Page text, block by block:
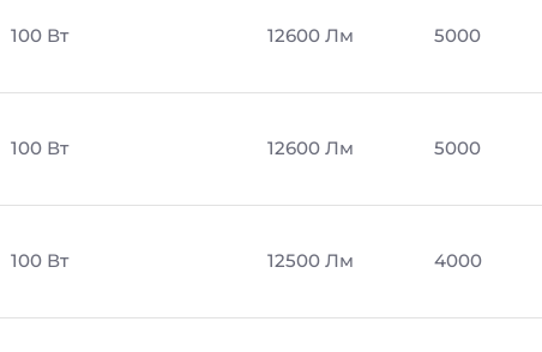
100 Вт 12600 Лм 5000
100 Вт 12600 Лм 5000
100 Вт 12500 Лм 4000